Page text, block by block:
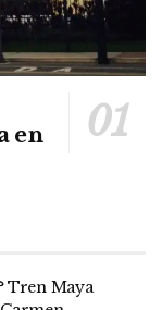
en
Tren Maya